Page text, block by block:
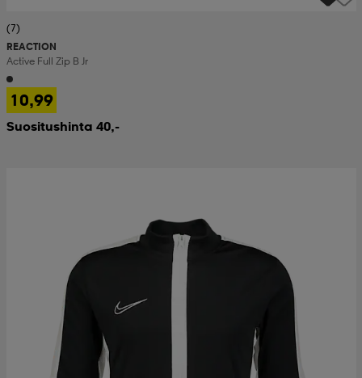
(7)
REACTION
Active Full Zip B Jr
10,99
Suositushinta 40,-